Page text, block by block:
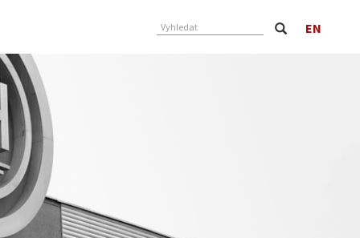
Vyhledat
EN